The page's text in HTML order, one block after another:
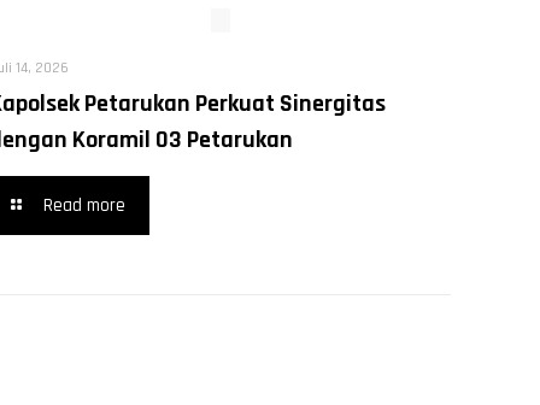
14, 2026
Petarukan Perkuat Sinergitas
Koramil 03 Petarukan
Read more